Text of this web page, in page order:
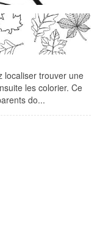
localiser trouver une
les colorier. Ce
do...